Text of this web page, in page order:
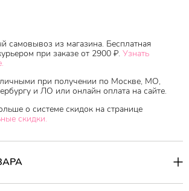
самовывоз из магазина. Бесплатная
при заказе от 2900 ₽. Узнать
при получении по Москве, МО,
и ЛО или онлайн оплата на сайте.
о системе скидок на странице
скидки.
лосьон для тела от тайского